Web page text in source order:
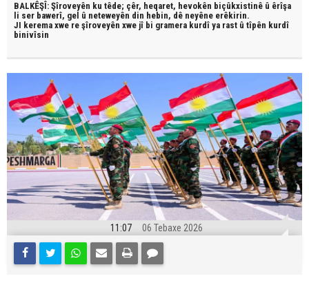
BALKÊŞÎ: Şîroveyên ku têde; çêr, heqaret, hevokên biçûkxistinê û êrîşa
li ser bawerî, gel û neteweyên din hebin, dê neyêne erêkirin.
JI kerema xwe re şîroveyên xwe jî bi gramera kurdî ya rast û tîpên kurdî
binivîsin
11:07 06 Tebaxe 2026